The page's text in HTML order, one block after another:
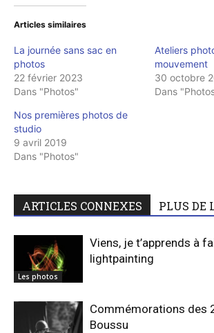
Articles similaires
La journée sans sac en
photos
22 février 2023
Dans "Photos"
Ateliers
mouvement
30 octobre
Dans
Nos premières photos de
studio
9 avril 2019
Dans "Photos"
ARTICLES CONNEXES PLUS DE
Les photos
Viens, je t’apprends à
lightpainting
Commémorations des
Boussu